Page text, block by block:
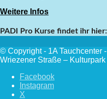
Weitere Infos
PADI Pro Kurse findet ihr hier:
© Copyright - 1A Tauchcenter
Wriezener Straße –
Facebook
Instagram
X